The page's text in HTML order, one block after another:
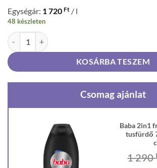
Egységár: 1 720 Ft / l
48 készleten
Baba 2in1 frissítő menta férfi tusfürdő 750 ml
KOSÁRBA TESZEM
Csomag ajánlat
Baba 2in1
tusfürdő
1 290